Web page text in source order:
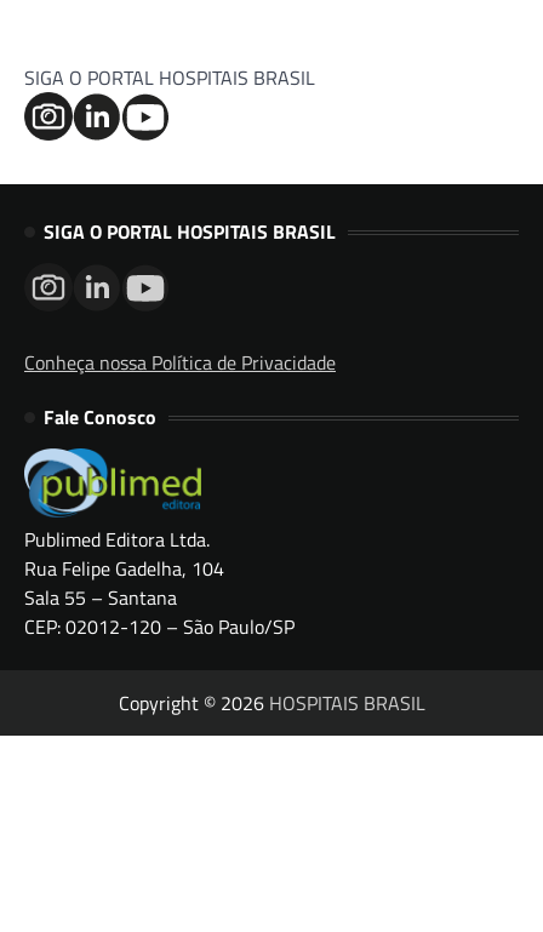
SIGA O PORTAL HOSPITAIS BRASIL
SIGA O PORTAL HOSPITAIS BRASIL
Conheça nossa Política de Privacidade
Fale Conosco
Publimed Editora Ltda.
Rua Felipe Gadelha, 104
Sala 55 – Santana
CEP: 02012-120 – São Paulo/SP
Copyright © 2026 HOSPITAIS BRASIL